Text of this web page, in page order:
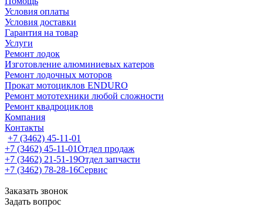
Условия оплаты
Условия доставки
Гарантия на товар
Услуги
Ремонт лодок
Изготовление алюминиевых катеров
Ремонт лодочных моторов
Прокат мотоциклов ENDURO
Ремонт мототехники любой сложности
Ремонт квадроциклов
Компания
Контакты
+7 (3462) 45-11-01
+7 (3462) 45-11-01Отдел продаж
+7 (3462) 21-51-19Отдел запчасти
+7 (3462) 78-28-16Сервис
Заказать звонок
Задать вопрос